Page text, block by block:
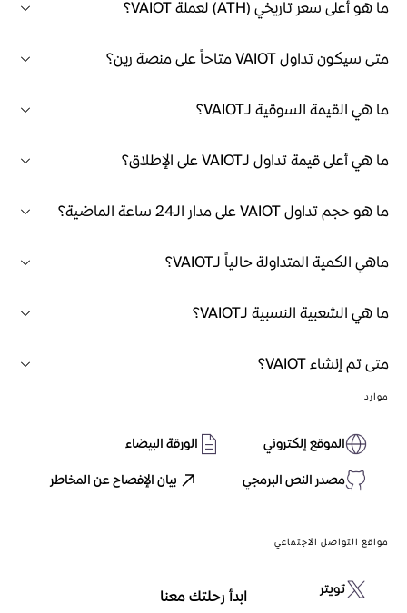
ما هو أعلى سعر تاريخي (ATH) لعملة VAIOT؟
متى سيكون تداول VAIOT متاحاً على منصة رين؟
ما هي القيمة السوقية لـVAIOT؟
ما هي أعلى قيمة تداول لـVAIOT على الإطلاق؟
ما هو حجم تداول VAIOT على مدار الـ24 ساعة الماضية؟
ماهي الكمية المتداولة حالياً لـVAIOT؟
ما هي الشعبية النسبية لـVAIOT؟
متى تم إنشاء VAIOT؟
موارد
الموقع إلكتروني
الورقة البيضاء
مصدر النص البرمجي
بيان الإفصاح عن المخاطر
مواقع التواصل الاجتماعي
تويتر ابدأ رحلتك معنا